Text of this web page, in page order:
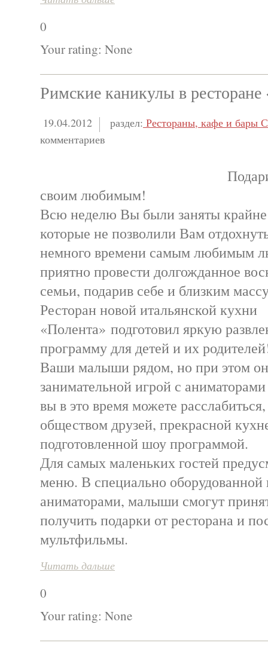
0
Your rating: None
Римские каникулы в
19.04.2012 раздел: Рестораны, кафе и бары
комментариев
своим любимым!
Всю неделю Вы были заняты
которые не позволили Вам
немного времени самым любимым
приятно провести долгожданное
семьи, подарив себе и близким
Ресторан новой итальянской кухни
«Полента» подготовил яркую
программу для детей и их
Ваши малыши рядом, но при этом
занимательной игрой с
вы в это время можете
обществом друзей, прекрасной
подготовленной шоу программой.
Для самых маленьких гостей
меню. В специально оборудованной
аниматорами, малыши смогут
получить подарки от ресторана и
мультфильмы.
Читать дальше
0
Your rating: None